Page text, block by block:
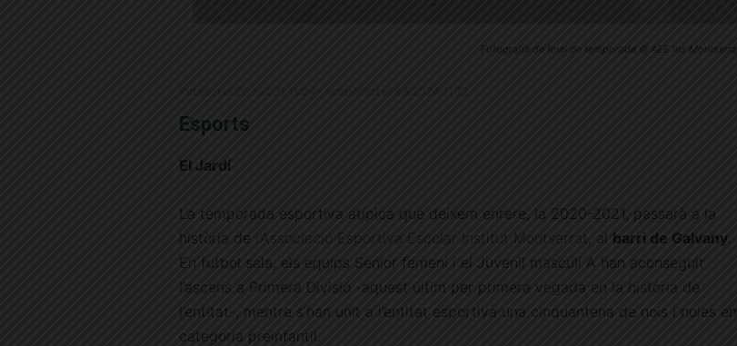
Fotografia de final de temporada © AEE Ins Montserrat
Esports
El Jardí
La temporada esportiva atípica que deixem enrere, la 2020-2021, passarà a la
història de l’Associació Esportiva Escolar Institut Montserrat , al barri de Galvany
En futbol sala, els equips Sènior femení i el Juvenil masculí A han aconseguit
l’ascens a Primera Divisió -aquest últim per primera vegada en la història de
l’entitat-, mentre s’han unit a l’entitat esportiva una cinquantena de nois i noies en
categoria preinfantil.